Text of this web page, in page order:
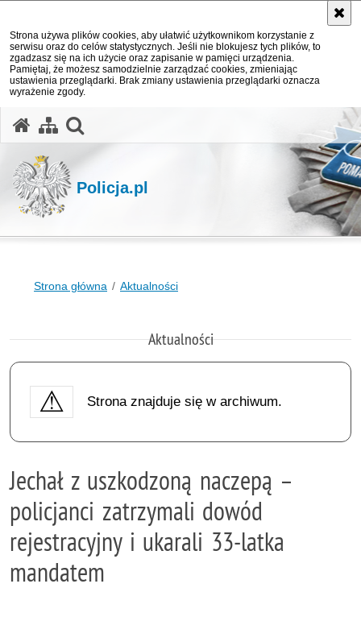
Strona używa plików cookies, aby ułatwić użytkownikom korzystanie z
serwisu oraz do celów statystycznych. Jeśli nie blokujesz tych plików, to
zgadzasz się na ich użycie oraz zapisanie w pamięci urządzenia.
Pamiętaj, że możesz samodzielnie zarządzać cookies, zmieniając
ustawienia przeglądarki. Brak zmiany ustawienia przeglądarki oznacza
wyrażenie zgody.
Policja.pl
Strona główna Aktualności
Aktualności
Strona znajduje się w archiwum.
Jechał z uszkodzoną naczepą –
policjanci zatrzymali dowód
rejestracyjny i ukarali 33-latka
mandatem